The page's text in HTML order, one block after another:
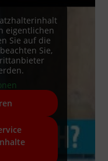
eigentlichen
Sie auf die
Sie,